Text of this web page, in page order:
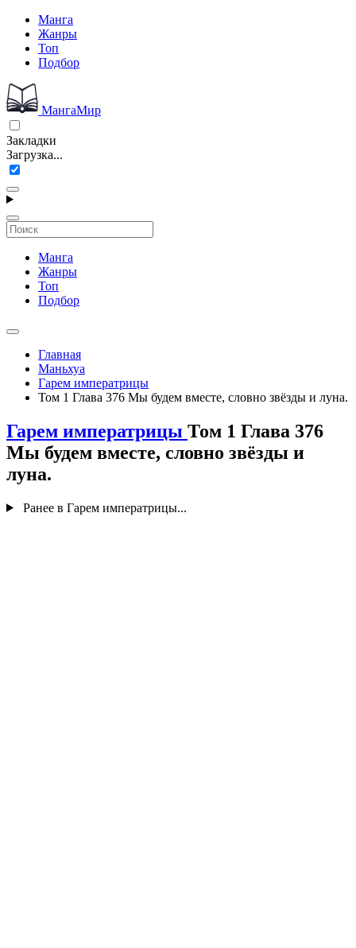
Манга
Жанры
Топ
Подбор
МангаМир
Закладки
Загрузка...
Манга
Жанры
Топ
Подбор
Главная
Маньхуа
Гарем императрицы
Том 1 Глава 376 Мы будем вместе, словно звёзды и луна.
Гарем императрицы Том 1 Глава 376
Мы будем вместе, словно звёзды и
луна.
Ранее в Гарем императрицы...